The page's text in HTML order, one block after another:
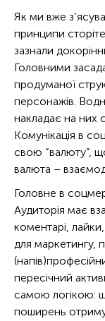
Заняття 5. Що
вигорання в
Як ми вже
принципи
зазнали
Головними
продуманої
персонажів.
накладає на них
Комунікація в
свою “валюту”,
валюта –
Головне в
Аудиторія має
коментарі,
для маркетингу,
пересічний
самою логікою:
поширень